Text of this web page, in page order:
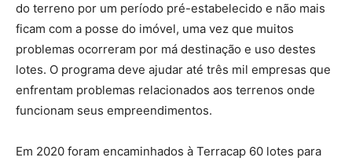
do terreno por um período pré-estabelecido e não mais
ficam com a posse do imóvel, uma vez que muitos
problemas ocorreram por má destinação e uso destes
lotes. O programa deve ajudar até três mil empresas que
enfrentam problemas relacionados aos terrenos onde
funcionam seus empreendimentos.
Em 2020 foram encaminhados à Terracap 60 lotes para